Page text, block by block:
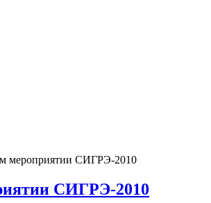
мероприятии СИГРЭ-2010
СИГРЭ-2010